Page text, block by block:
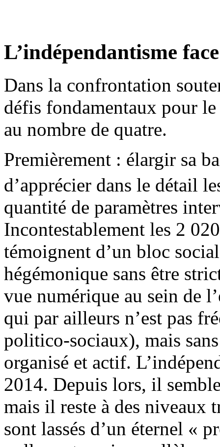
L’indépendantisme
Dans la confrontation
défis fondamentaux pour
au nombre de quatre.
Premièrement : élargir sa
d’apprécier dans le détail
quantité de paramètres
Incontestablement les 2
témoignent d’un bloc
hégémonique sans être
vue numérique au sein de
qui par ailleurs n’est pas
politico-sociaux), mais
organisé et actif.
2014. Depuis lors, il
mais il reste à des niveaux
sont lassés d’un éternel «